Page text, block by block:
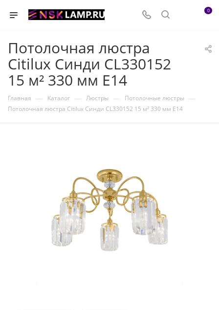
0
Потолочная люстра
Citilux Синди CL330152
15 м² 330 мм E14
Главная — Каталог — Люстры — Потолочные люстры —
Потолочная люстра Citilux Синди CL330152 15 м² 330 мм E14